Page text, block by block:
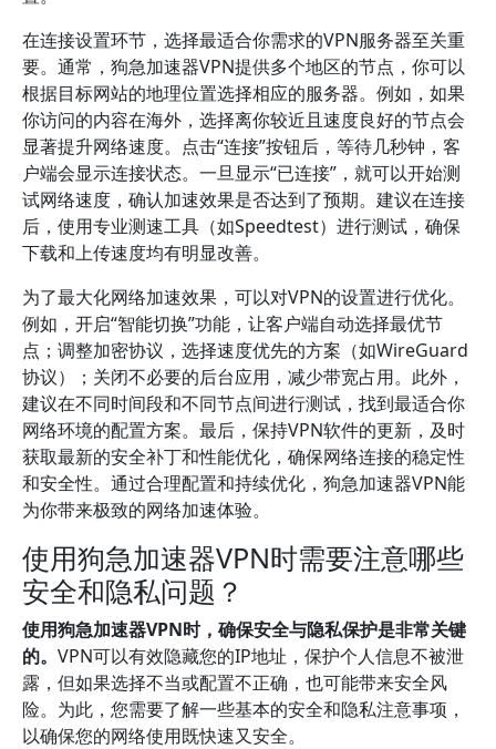
在连接设置环节，选择最适合你需求的VPN服务器至关重
要。通常，狗急加速器VPN提供多个地区的节点，你可以
根据目标网站的地理位置选择相应的服务器。例如，如果
你访问的内容在海外，选择离你较近且速度良好的节点会
显著提升网络速度。点击“连接”按钮后，等待几秒钟，客
户端会显示连接状态。一旦显示“已连接”，就可以开始测
试网络速度，确认加速效果是否达到了预期。建议在连接
后，使用专业测速工具（如Speedtest）进行测试，确保
下载和上传速度均有明显改善。
为了最大化网络加速效果，可以对VPN的设置进行优化。
例如，开启“智能切换”功能，让客户端自动选择最优节
点；调整加密协议，选择速度优先的方案（如WireGuard
协议）；关闭不必要的后台应用，减少带宽占用。此外，
建议在不同时间段和不同节点间进行测试，找到最适合你
网络环境的配置方案。最后，保持VPN软件的更新，及时
获取最新的安全补丁和性能优化，确保网络连接的稳定性
和安全性。通过合理配置和持续优化，狗急加速器VPN能
为你带来极致的网络加速体验。
使用狗急加速器VPN时需要注意哪些
安全和隐私问题？
使用狗急加速器VPN时，确保安全与隐私保护是非常关键
的。 VPN可以有效隐藏您的IP地址，保护个人信息不被泄
露，但如果选择不当或配置不正确，也可能带来安全风
险。为此，您需要了解一些基本的安全和隐私注意事项，
以确保您的网络使用既快速又安全。